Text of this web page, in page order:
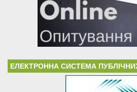
ЕЛЕКТРОННА СИСТЕМА